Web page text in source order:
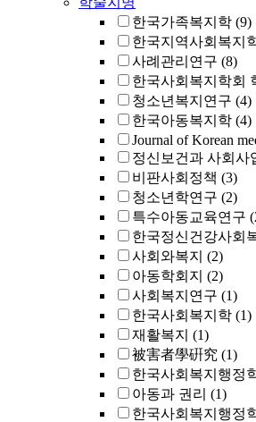
한국가족복지학 (9)
한국지역사회복지
사례관리연구 (8)
한국사회복지학회
청소년복지연구 (4)
한국아동복지학 (4)
Journal of Korean
정신보건과 사회사
비판사회정책 (3)
청소년학연구 (2)
특수아동교육연구
한국정신건강사회
사회와복지 (2)
아동학회지 (2)
사회복지연구 (1)
한국사회복지학 (1)
재활복지 (1)
被害者學硏究 (1)
한국사회복지행정
아동과 권리 (1)
한국사회복지행정